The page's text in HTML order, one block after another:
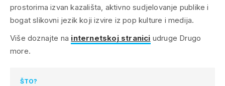
prostorima izvan kazališta, aktivno sudjelovanje publike i
bogat slikovni jezik koji izvire iz pop kulture i medija.
Više doznajte na internetskoj stranici udruge Drugo
more.
ŠTO?